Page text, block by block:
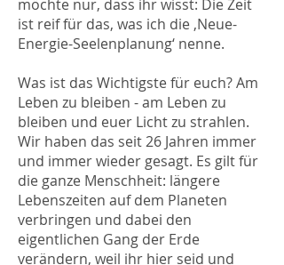
möchte nur, dass ihr wisst: Die Zeit
ist reif für das, was ich die ‚Neue-
Energie-Seelenplanung‘ nenne.
Was ist das Wichtigste für euch? Am
Leben zu bleiben - am Leben zu
bleiben und euer Licht zu strahlen.
Wir haben das seit 26 Jahren immer
und immer wieder gesagt. Es gilt für
die ganze Menschheit: längere
Lebenszeiten auf dem Planeten
verbringen und dabei den
eigentlichen Gang der Erde
verändern, weil ihr hier seid und